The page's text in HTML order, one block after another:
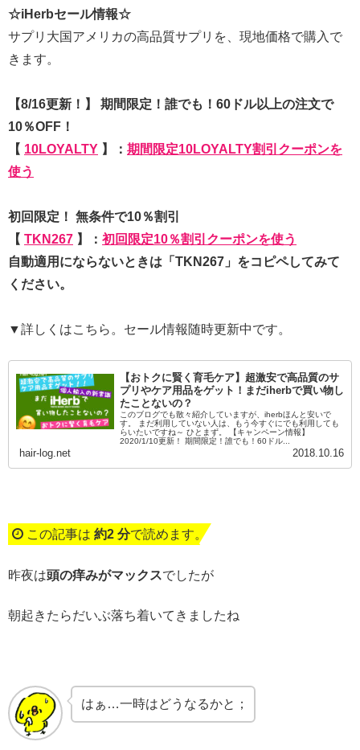
☆iHerbセール情報☆
サプリ大国アメリカの高品質サプリを、現地価格で購入で
きます。
【8/16更新！】 期間限定！誰でも！60ドル以上の注文で
10％OFF！
【 10LOYALTY 】： 期間限定10LOYALTY割引クーポンを
使う
初回限定！ 無条件で10％割引
【 TKN267 】： 初回限定10％割引クーポンを使う
自動適用にならないときは「TKN267」をコピペしてみて
ください。
▼詳しくはこちら。セール情報随時更新中です。
【おトクに賢く育毛ケア】超激安で高品質のサ
プリやケア用品をゲット！まだiherbで買い物し
たことないの？
このブログでも散々紹介していますが、iherbほんと安いで
す。 まだ利用していない人は、もう今すぐにでも利用しても
らいたいですね～ ひとまず。 【キャンペーン情報】
2020/1/10更新！ 期間限定！誰でも！60ドル...
hair-log.net 2018.10.16
この記事は 約2 分で読めます。
昨夜は頭の痒みがマックスでしたが
朝起きたらだいぶ落ち着いてきましたね
はぁ…一時はどうなるかと；